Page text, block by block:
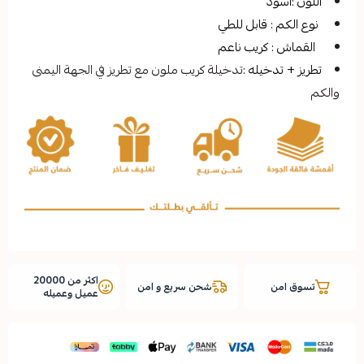
قابل للطي
ناعم
: تدخيلة كريب ملون مع تطريز في الجهة اليمنى
شحن سريع و امن اكثر من 20000
عميل وعميله